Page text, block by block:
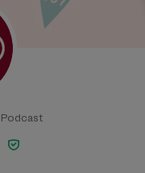
Podcast